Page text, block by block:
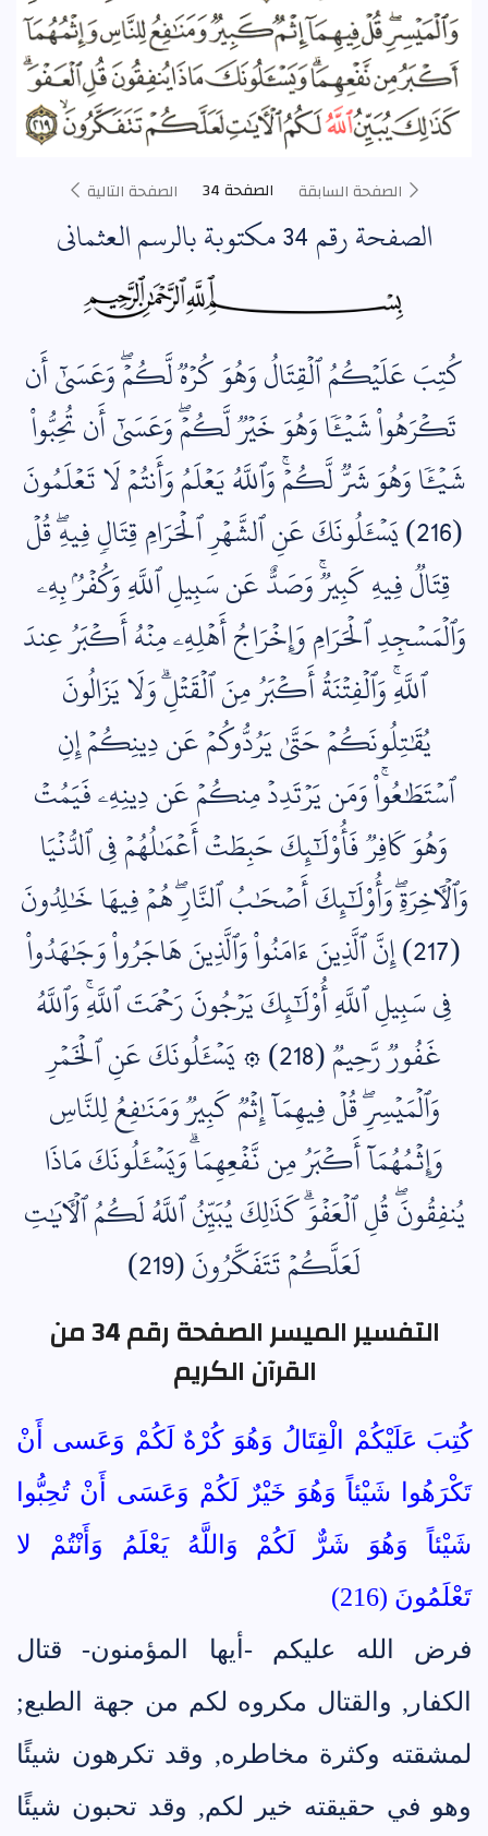
الصفحة السابقة الصفحة 34 الصفحة التالية
الصفحة رقم 34 مكتوبة بالرسم العثماني
كُتِبَ عَلَيۡكُمُ ٱلۡقِتَالُ وَهُوَ كُرۡهٞ لَّكُمۡۖ وَعَسَىٰٓ أَن
تَكۡرَهُواْ شَيۡ‍ٔٗا وَهُوَ خَيۡرٞ لَّكُمۡۖ وَعَسَىٰٓ أَن تُحِبُّواْ
شَيۡ‍ٔٗا وَهُوَ شَرّٞ لَّكُمۡۚ وَٱللَّهُ يَعۡلَمُ وَأَنتُمۡ لَا تَعۡلَمُونَ
(216) يَسۡ‍َٔلُونَكَ عَنِ ٱلشَّهۡرِ ٱلۡحَرَامِ قِتَالٖ فِيهِۖ قُلۡ
قِتَالٞ فِيهِ كَبِيرٞۚ وَصَدٌّ عَن سَبِيلِ ٱللَّهِ وَكُفۡرُۢ بِهِۦ
وَٱلۡمَسۡجِدِ ٱلۡحَرَامِ وَإِخۡرَاجُ أَهۡلِهِۦ مِنۡهُ أَكۡبَرُ عِندَ
ٱللَّهِۚ وَٱلۡفِتۡنَةُ أَكۡبَرُ مِنَ ٱلۡقَتۡلِۗ وَلَا يَزَالُونَ
يُقَٰتِلُونَكُمۡ حَتَّىٰ يَرُدُّوكُمۡ عَن دِينِكُمۡ إِنِ
ٱسۡتَطَٰعُواْۚ وَمَن يَرۡتَدِدۡ مِنكُمۡ عَن دِينِهِۦ فَيَمُتۡ
وَهُوَ كَافِرٞ فَأُوْلَٰٓئِكَ حَبِطَتۡ أَعۡمَٰلُهُمۡ فِي ٱلدُّنۡيَا
وَٱلۡأٓخِرَةِۖ وَأُوْلَٰٓئِكَ أَصۡحَٰبُ ٱلنَّارِۖ هُمۡ فِيهَا خَٰلِدُونَ
(217) إِنَّ ٱلَّذِينَ ءَامَنُواْ وَٱلَّذِينَ هَاجَرُواْ وَجَٰهَدُواْ
فِي سَبِيلِ ٱللَّهِ أُوْلَٰٓئِكَ يَرۡجُونَ رَحۡمَتَ ٱللَّهِۚ وَٱللَّهُ
غَفُورٞ رَّحِيمٞ (218) ۞ يَسۡ‍َٔلُونَكَ عَنِ ٱلۡخَمۡرِ
وَٱلۡمَيۡسِرِۖ قُلۡ فِيهِمَآ إِثۡمٞ كَبِيرٞ وَمَنَٰفِعُ لِلنَّاسِ
وَإِثۡمُهُمَآ أَكۡبَرُ مِن نَّفۡعِهِمَاۗ وَيَسۡ‍َٔلُونَكَ مَاذَا
يُنفِقُونَۖ قُلِ ٱلۡعَفۡوَۗ كَذَٰلِكَ يُبَيِّنُ ٱللَّهُ لَكُمُ ٱلۡأٓيَٰتِ
لَعَلَّكُمۡ تَتَفَكَّرُونَ (219)
التفسير الميسر الصفحة رقم 34 من
القرآن الكريم
كُتِبَ عَلَيْكُمْ الْقِتَالُ وَهُوَ كُرْهٌ لَكُمْ وَعَسى أَنْ
تَكْرَهُوا شَيْئاً وَهُوَ خَيْرٌ لَكُمْ وَعَسَى أَنْ تُحِبُّوا
شَيْئاً وَهُوَ شَرٌّ لَكُمْ وَاللَّهُ يَعْلَمُ وَأَنْتُمْ لا
تَعْلَمُونَ (216)
فرض الله عليكم -أيها المؤمنون- قتال
الكفار, والقتال مكروه لكم من جهة الطبع;
لمشقته وكثرة مخاطره, وقد تكرهون شيئًا
وهو في حقيقته خير لكم, وقد تحبون شيئًا